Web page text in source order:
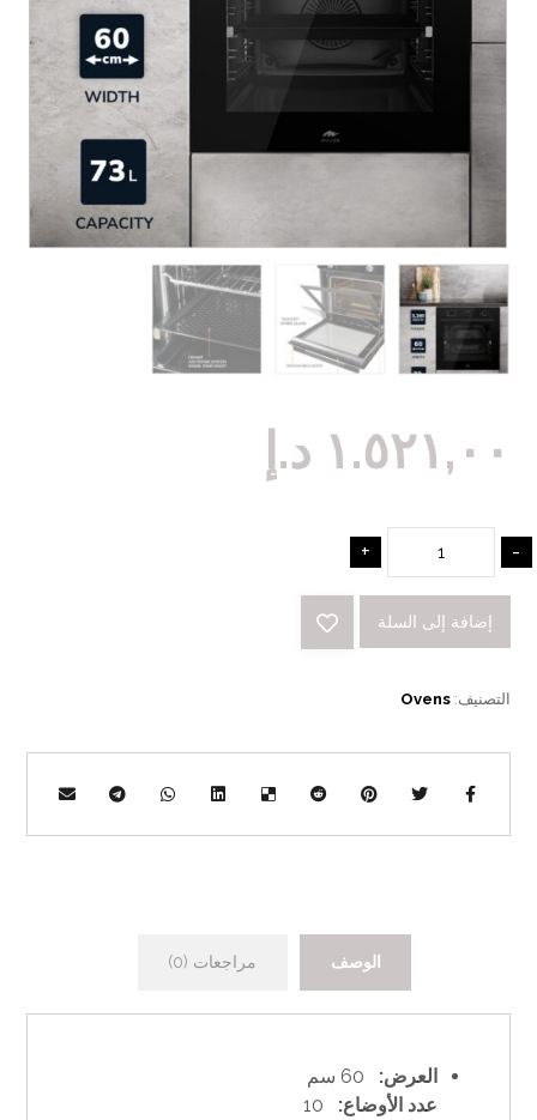
١.٥٢١,٠٠ د.إ
-
+
إضافة إلى السلة
التصنيف:Ovens
الوصف مراجعات (0)
العرض:
عدد الأوضاع: